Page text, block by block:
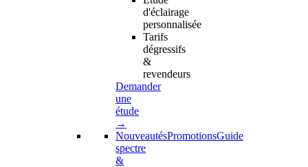
d'éclairage
personnalisée
Tarifs
dégressifs
&
revendeurs
Demander
une
étude
→
NouveautésPromotionsGuide
spectre
&